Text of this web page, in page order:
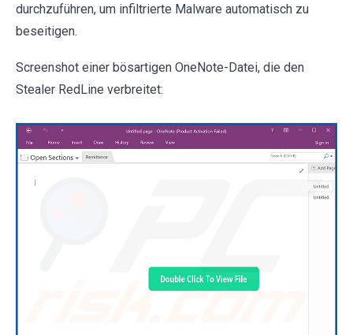
durchzuführen, um infiltrierte Malware automatisch zu
beseitigen.
Screenshot einer bösartigen OneNote-Datei, die den
Stealer RedLine verbreitet: